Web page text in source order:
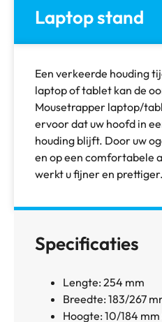
Laptop stand
Een verkeerde houding
laptop of tablet kan de
Mousetrapper laptop/
ervoor dat uw hoofd in
houding blijft. Door uw
en op een comfortabele
werkt u fijner en prettiger.
Specificaties
Lengte: 254 mm
Breedte: 183/267
Hoogte: 10/184